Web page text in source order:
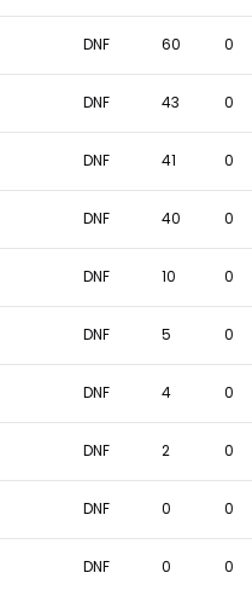
DNF 60 0
DNF 43 0
DNF 41 0
DNF 40 0
DNF 10 0
DNF 5 0
DNF 4 0
DNF 2 0
DNF 0 0
DNF 0 0